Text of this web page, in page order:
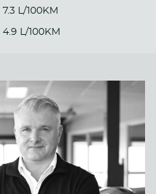
7.3 L/100KM
4.9 L/100KM